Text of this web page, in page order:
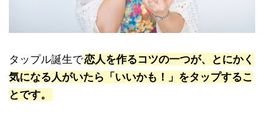
タップル誕生で恋人を作るコツの一つが、とにかく
気になる人がいたら「いいかも！」をタップするこ
とです。